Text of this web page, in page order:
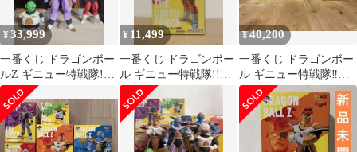
¥33,999
一番くじ ドラゴンボー
ルZ ギニュー特戦隊!!
来襲 5体セット
¥ 11,499
一番くじ ドラゴンボー
ル ギニュー特戦隊!!来
襲 C賞 リクーム フィギ
ュア
¥40,200
一番くじ ドラゴンボー
ル ギニュー特戦隊‼︎来
襲 MASTERLISE フィ
ギュア